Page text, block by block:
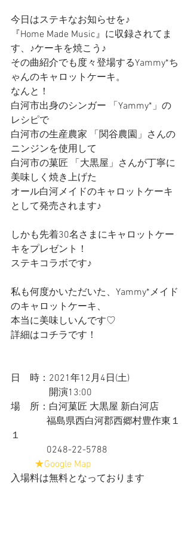
今日はステキなお知らせを♪
『Home Made Music』に収録されてま
す、♪ケーキを焼こう♪
その曲紹介でも度々登場するYammy*ち
ゃんのキャロットケーキ。
なんと！
白河市出身のシンガー 「Yammy*」の
レシピで
白河市の生産農家 「関谷農園」さんの
ニンジンを使用して
白河市の菓匠 「大黒屋」さんが丁寧に
美味しく焼き上げた
オール白河メイドのキャロットケーキ
として発売されます♪
しかも先着30名さまにキャロットケー
キをプレゼント！
ステキコラボです♪
私も何度かいただいた、Yammy*メイド
のキャロットケーキ、
本当に美味しいんです♡
詳細はコチラです！
日　時：2021年12月4日(土)
開演13:00
場　所：白河菓匠 大黒屋 新白河店
１
               0248-22-5788
★Google Map
入場料は無料となっております